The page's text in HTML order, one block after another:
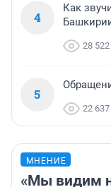
4
Как
28 522
5
22 637
МНЕНИЕ
«Мы видим